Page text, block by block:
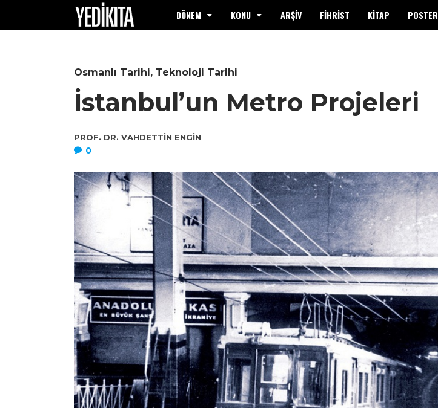
DÖNEM KONU ARŞİV FİHRİST KİTAP POSTER
Osmanlı Tarihi, Teknoloji Tarihi
İstanbul’un Metro Projeleri
PROF. DR. VAHDETTIN ENGIN
0